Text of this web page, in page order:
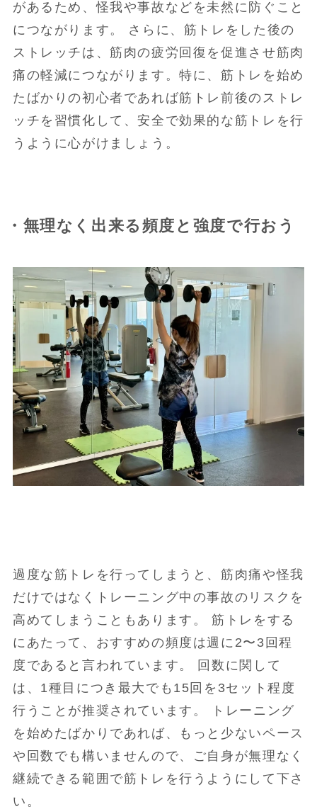
があるため、怪我や事故などを未然に防ぐこと
につながります。 さらに、筋トレをした後の
ストレッチは、筋肉の疲労回復を促進させ筋肉
痛の軽減につながります。特に、筋トレを始め
たばかりの初心者であれば筋トレ前後のストレ
ッチを習慣化して、安全で効果的な筋トレを行
うように心がけましょう。
・無理なく出来る頻度と強度で行おう
過度な筋トレを行ってしまうと、筋肉痛や怪我
だけではなくトレーニング中の事故のリスクを
高めてしまうこともあります。 筋トレをする
にあたって、おすすめの頻度は週に2〜3回程
度であると言われています。 回数に関して
は、1種目につき最大でも15回を3セット程度
行うことが推奨されています。 トレーニング
を始めたばかりであれば、もっと少ないペース
や回数でも構いませんので、ご自身が無理なく
継続できる範囲で筋トレを行うようにして下さ
い。